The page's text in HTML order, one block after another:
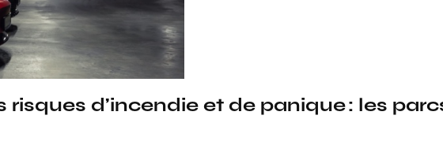
risques d’incendie et de panique : les